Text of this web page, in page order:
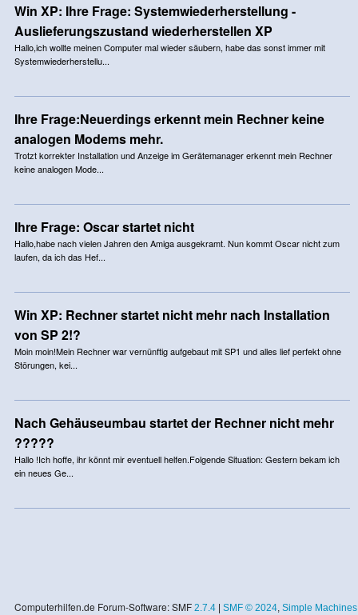
Win XP: Ihre Frage: Systemwiederherstellung -
Auslieferungszustand wiederherstellen XP
Hallo,ich wollte meinen Computer mal wieder säubern, habe das sonst immer mit
Systemwiederherstellu...
Ihre Frage:Neuerdings erkennt mein Rechner keine
analogen Modems mehr.
Trotzt korrekter Installation und Anzeige im Gerätemanager erkennt mein Rechner
keine analogen Mode...
Ihre Frage: Oscar startet nicht
Hallo,habe nach vielen Jahren den Amiga ausgekramt. Nun kommt Oscar nicht zum
laufen, da ich das Hef...
Win XP: Rechner startet nicht mehr nach Installation
von SP 2!?
Moin moin!Mein Rechner war vernünftig aufgebaut mit SP1 und alles lief perfekt ohne
Störungen, kei...
Nach Gehäuseumbau startet der Rechner nicht mehr
?????
Hallo !Ich hoffe, ihr könnt mir eventuell helfen.Folgende Situation: Gestern bekam ich
ein neues Ge...
Computerhilfen.de Forum-Software: SMF 2.7.4| SMF © 2024, Simple Machines